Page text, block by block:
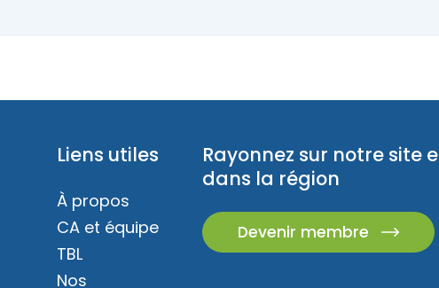
Rayonnez sur notre site
dans la région
Devenir membre
Liens utiles
À propos
CA et équipe
TBL
Nos